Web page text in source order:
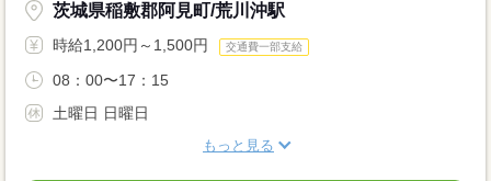
茨城県稲敷郡阿見町/荒川沖駅
時給1,200円～1,500円 交通費一部支給
08：00〜17：15
土曜日 日曜日
もっと見る